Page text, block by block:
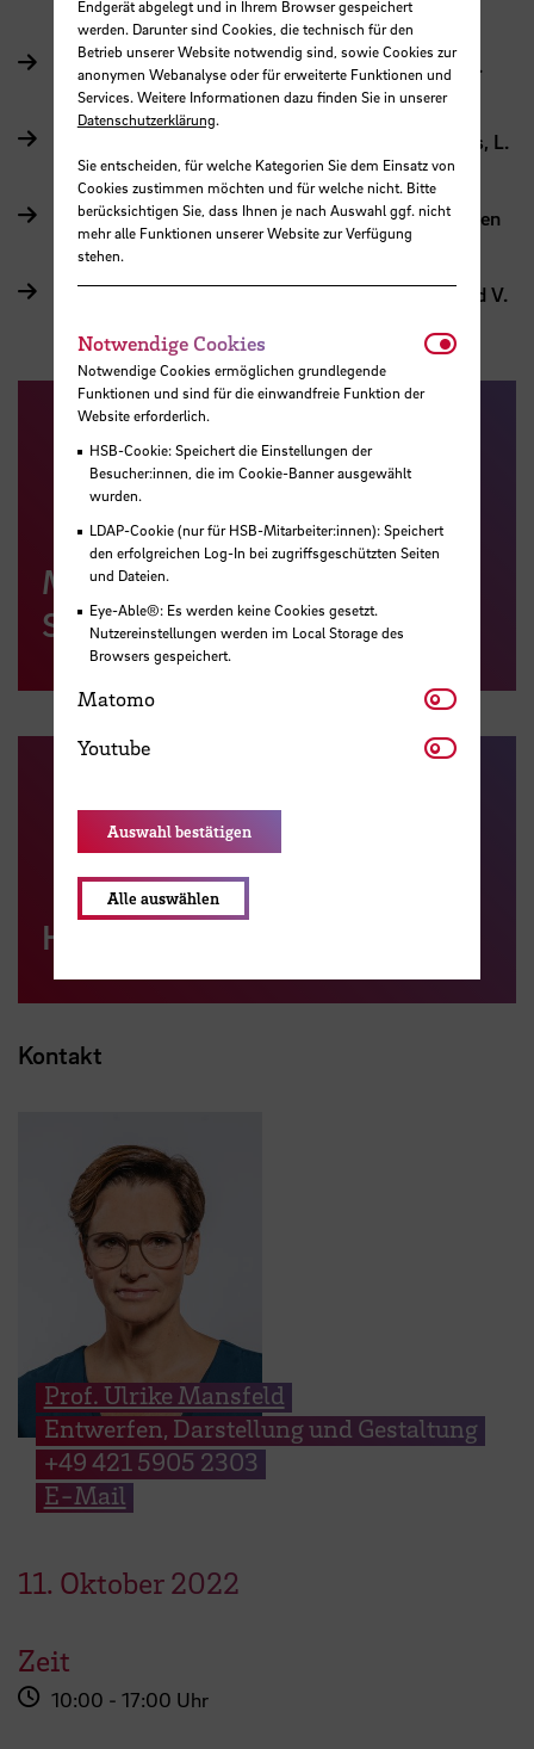
Olviera, R. Septiani, S. Baah-Asiedu
Begegnung im Torfquartier von L. Winkelmann, J.
König und K. L. Schlüter
vor.werk von R. Remmert, H. Hartig, K. Rodrigues, L.
Voß und J. H. Rahn
Lebensort Osterholz von Y. Liu, L. N. Chi, S. Gezmen
und M. Kanafani
Tor zum Moor von L. Beck, M. Fandre, T. Piper und V.
Museumsanlage in Osterholz-
Scharmbeck
HSB School of Architecture
Kontakt
Prof. Ulrike Mansfeld
Entwerfen, Darstellung und Gestaltung
+49 421 5905 2303
E-Mail
11. Oktober2022
Zeit
10:00 - 17:00 Uhr
Endgerät abgelegt und in Ihrem Browser gespeichert
werden. Darunter sind Cookies, die technisch für den
Betrieb unserer Website notwendig sind, sowie Cookies zur
anonymen Webanalyse oder für erweiterte Funktionen und
Services. Weitere Informationen dazu finden Sie in unserer
Datenschutzerklärung.
Sie entscheiden, für welche Kategorien Sie dem Einsatz von
Cookies zustimmen möchten und für welche nicht. Bitte
berücksichtigen Sie, dass Ihnen je nach Auswahl ggf. nicht
mehr alle Funktionen unserer Website zur Verfügung
stehen.
Notwendige Cookies
Notwendige Cookies ermöglichen grundlegende
Funktionen und sind für die einwandfreie Funktion der
Website erforderlich.
HSB-Cookie: Speichert die Einstellungen der
Besucher:innen, die im Cookie-Banner ausgewählt
wurden.
LDAP-Cookie (nur für HSB-Mitarbeiter:innen): Speichert
den erfolgreichen Log-In bei zugriffsgeschützten Seiten
und Dateien.
Eye-Able®: Es werden keine Cookies gesetzt.
Nutzereinstellungen werden im Local Storage des
Browsers gespeichert.
Matomo Matomo
Youtube Youtube
Auswahl bestätigen
Alle auswählen